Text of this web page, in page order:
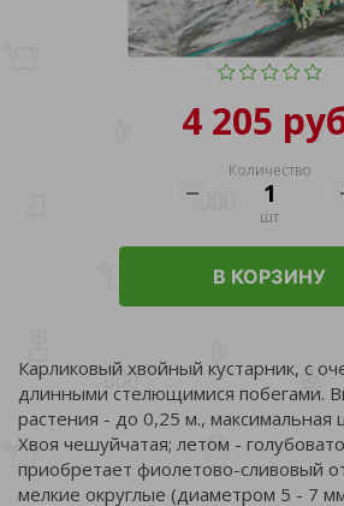
4 205
Количество
шт
В КОРЗИНУ
Карликовый хвойный кустарник, с
длинными стелющимися побегами.
растения - до 0,25 м.,
Хвоя чешуйчатая; летом -
приобретает фиолетово-сливовый
мелкие округлые (диаметром 5 - 7